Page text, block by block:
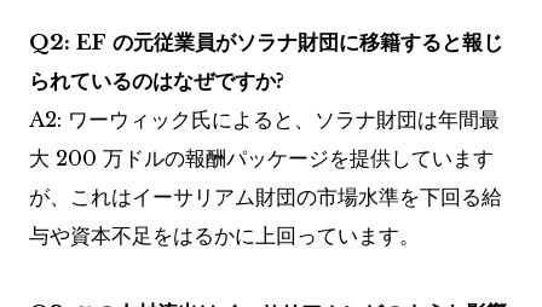
Q2: EF の元従業員がソラナ財団に移籍すると報じ
られているのはなぜですか?
A2: ワーウィック氏によると、ソラナ財団は年間最
大 200 万ドルの報酬パッケージを提供しています
が、これはイーサリアム財団の市場水準を下回る給
与や資本不足をはるかに上回っています。